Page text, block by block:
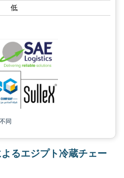
低
同
用にはCC BY 4.0の表示が必要です。
るエジプト冷蔵チェー